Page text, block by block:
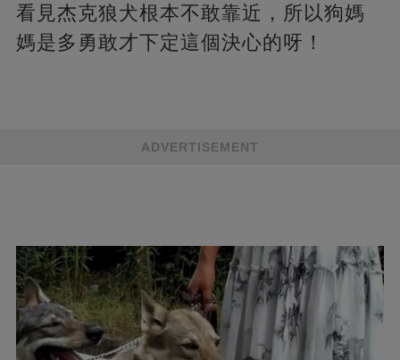
看見杰克狼犬根本不敢靠近，所以狗媽
媽是多勇敢才下定這個決心的呀！
ADVERTISEMENT